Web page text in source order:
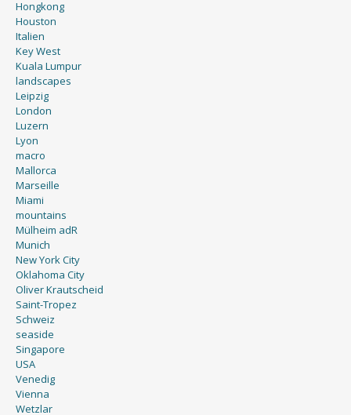
Hongkong
Houston
Italien
Key West
Kuala Lumpur
landscapes
Leipzig
London
Luzern
Lyon
macro
Mallorca
Marseille
Miami
mountains
Mülheim adR
Munich
New York City
Oklahoma City
Oliver Krautscheid
Saint-Tropez
Schweiz
seaside
Singapore
USA
Venedig
Vienna
Wetzlar